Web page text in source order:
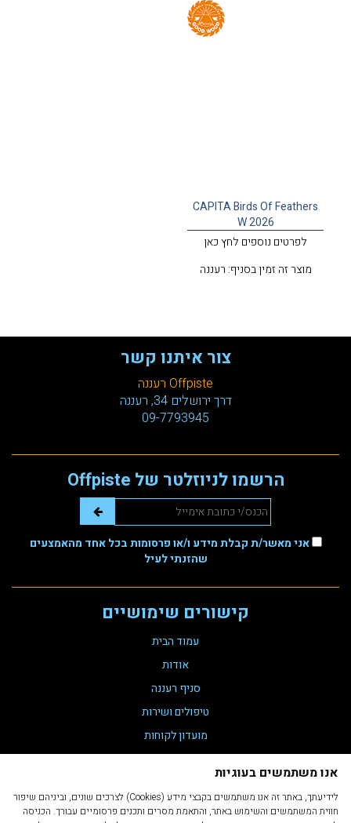
אנו משתמשים בעוגיות
לידיעתך, באתר זה אנו משתמשים בקבצי מידע (Cookies) לצרכים שונים, וביניהם שיפור
חווית המשתמשים והשימוש באתר, והתאמת מסרים ותכנים פרסומיים עבורך. הכניסה
CAPITA Birds Of Feathers
W 2026
לפרטים נוספים לחץ כאן
מוצר זה זמין בסניף: רעננה
קישורים שימושיים
עמוד הבית
אודות
סניף רעננה
טיפולים ושירות
מועדון לקוחות
צור קשר
הצהרת נגישות
הרשמו לניוזלטר של Offpiste
אני מאשר/ת קבלת מידע ו/או פרסומות בכל אחד מהאמצעים
שהזנתי לעיל
צור איתנו קשר
Offpiste רעננה
דרך ירושלים 34, רעננה
09-7793945